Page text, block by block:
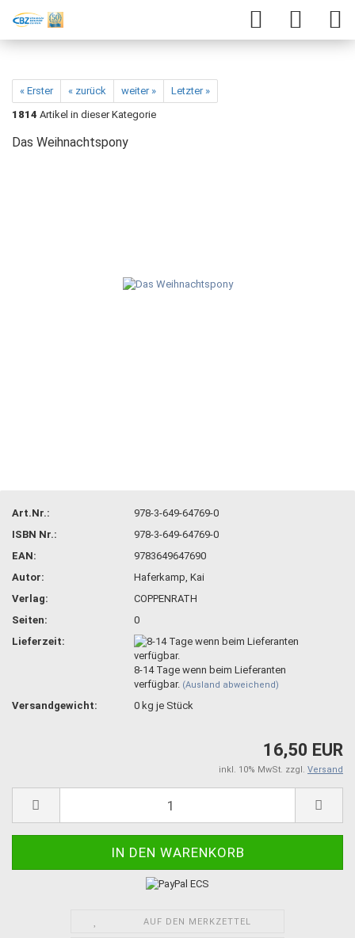
« Erster « zurück weiter »
Letzter »
1814 Artikel in dieser Kategorie
Das Weihnachtspony
Art.Nr.:
978-3-649-64769-0
ISBN Nr.:
978-3-649-64769-0
EAN:
9783649647690
Autor:
Haferkamp, Kai
Verlag:
COPPENRATH
Seiten:
0
Lieferzeit:
8-14 Tage wenn beim Lieferanten
verfügbar. (Ausland abweichend)
Versandgewicht: 0 kg je Stück
16,50 EUR
inkl. 10% MwSt. zzgl. Versand
AUF DEN MERKZETTEL